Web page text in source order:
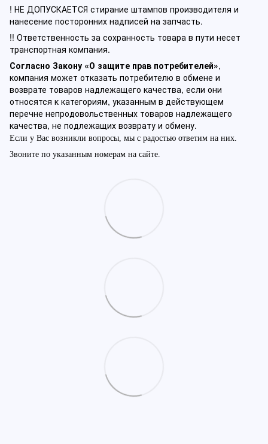
! НЕ ДОПУСКАЕТСЯ стирание штампов производителя и
нанесение посторонних надписей на запчасть.
!! Ответственность за сохранность товара в пути несет
транспортная компания.
Согласно Закону «О защите прав потребителей»,
компания может отказать потребителю в обмене и
возврате товаров надлежащего качества, если они
относятся к категориям, указанным в действующем
перечне непродовольственных товаров надлежащего
качества, не подлежащих возврату и обмену.
Если у Вас возникли вопросы, мы с радостью ответим на них.
Звоните по указанным номерам на сайте.